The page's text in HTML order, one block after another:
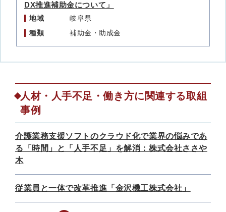
DX推進補助金について」
地域
岐阜県
種類
補助金・助成金
人材・人手不足・働き方に関連する取組
事例
介護業務支援ソフトのクラウド化で業界の悩みであ
る「時間」と「人手不足」を解消：株式会社ささや
木
従業員と一体で改革推進「金沢機工株式会社」